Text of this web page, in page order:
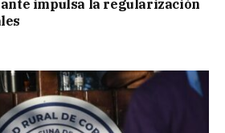
impulsa la regularización